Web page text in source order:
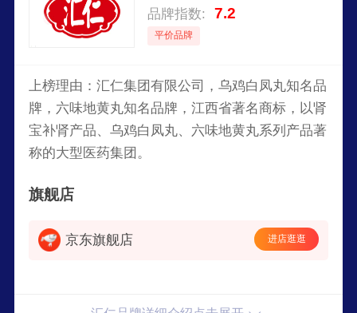
品牌指数: 7.2
平价品牌
上榜理由：汇仁集团有限公司，乌鸡白凤丸知名品
牌，六味地黄丸知名品牌，江西省著名商标，以肾
宝补肾产品、乌鸡白凤丸、六味地黄丸系列产品著
称的大型医药集团。
旗舰店
京东旗舰店 进店逛逛